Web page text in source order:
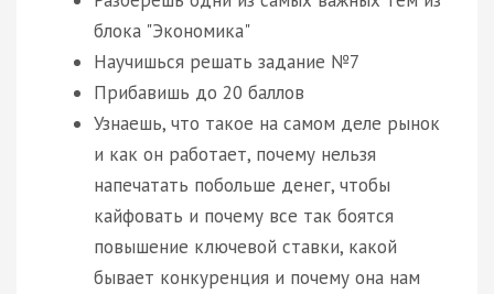
блока "Экономика"
Научишься решать задание №7
Прибавишь до 20 баллов
Узнаешь, что такое на самом деле рынок
и как он работает, почему нельзя
напечатать побольше денег, чтобы
кайфовать и почему все так боятся
повышение ключевой ставки, какой
бывает конкуренция и почему она нам